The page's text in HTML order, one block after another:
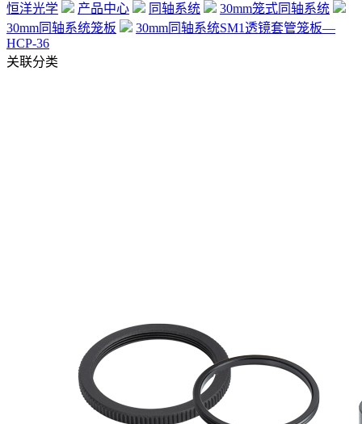
恒洋光学 产品中心 同轴系统
30mm笼式同轴系统
30mm同轴系统笼板
30mm同轴系统SM1透镜套管笼板—
HCP-36
关联分类